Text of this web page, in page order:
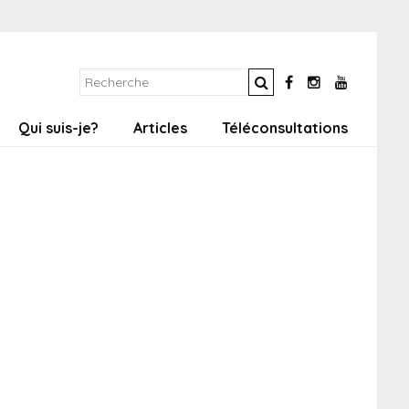
Qui suis-je? Articles Téléconsultations